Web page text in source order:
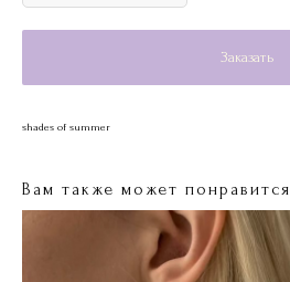
Заказать
shades of summer
Вам также может понравится